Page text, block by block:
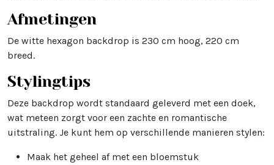
Afmetingen
De witte hexagon backdrop is 230 cm hoog, 220 cm
breed.
Stylingtips
Deze backdrop wordt standaard geleverd met een doek,
wat meteen zorgt voor een zachte en romantische
uitstraling. Je kunt hem op verschillende manieren stylen:
Maak het geheel af met een bloemstuk